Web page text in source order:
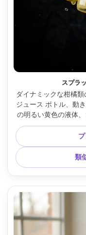
スプラ
ダイナミックな柑橘
ジュース ボトル、動
の明るい黄色の液体
オ背景、近くに吊り
高速ストロボ照明、
ルな広告写真
類